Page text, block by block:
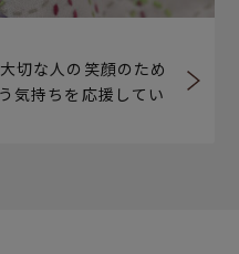
切な人の笑顔のため
気持ちを応援してい